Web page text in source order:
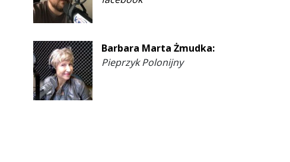
Barbara Marta Żmudka:
Pieprzyk Polonijny